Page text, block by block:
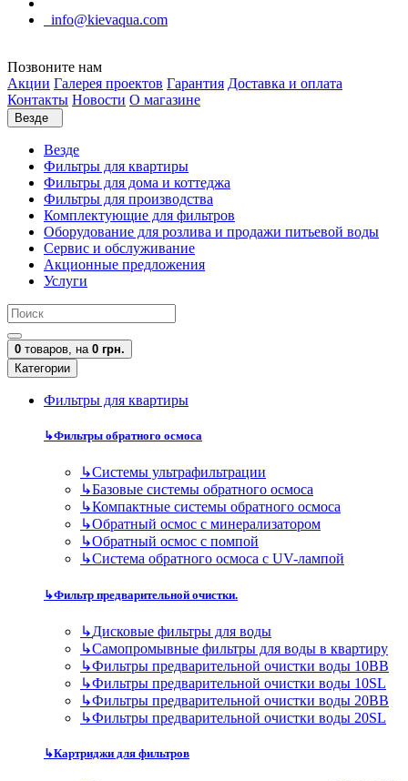
info@kievaqua.com
Позвоните нам
Акции Галерея проектов Гарантия Доставка и оплата
Контакты Новости О магазине
Везде
Везде
Фильтры для квартиры
Фильтры для дома и коттеджа
Фильтры для производства
Комплектующие для фильтров
Оборудование для розлива и продажи питьевой воды
Сервис и обслуживание
Акционные предложения
Услуги
0 товаров, на 0 грн.
Категории
Фильтры для квартиры
↳Фильтры обратного осмоса
↳Cистемы ультрафильтрации
↳Базовые системы обратного осмоса
↳Компактные системы обратного осмоса
↳Обратный осмос с минерализатором
↳Обратный осмос с помпой
↳Система обратного осмоса с UV-лампой
↳Фильтр предварительной очистки.
↳Дисковые фильтры для воды
↳Самопромывные фильтры для воды в квартиру
↳Фильтры предварительной очистки воды 10BB
↳Фильтры предварительной очистки воды 10SL
↳Фильтры предварительной очистки воды 20BB
↳Фильтры предварительной очистки воды 20SL
↳Картриджи для фильтров